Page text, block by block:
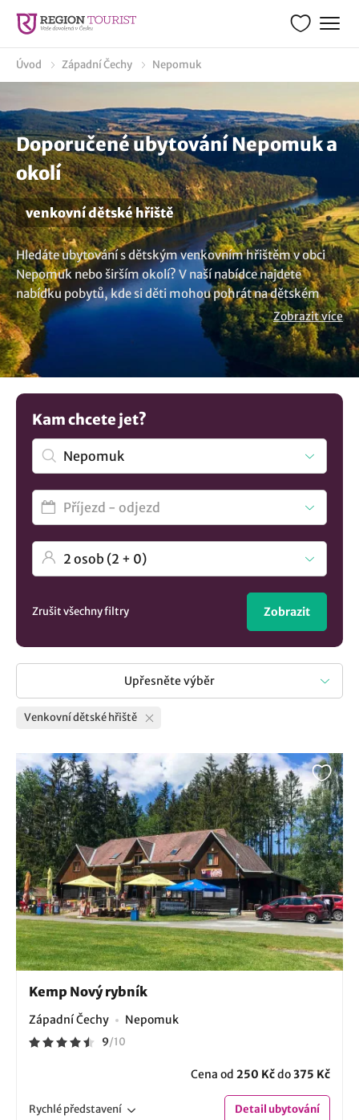
Úvod Západní Čechy Nepomuk
Doporučené ubytování Nepomuk a
okolí
venkovní dětské hřiště
Hledáte ubytování s dětským venkovním hřištěm v obci
Nepomuk nebo širším okolí? V naší nabídce najdete
nabídku pobytů, kde si děti mohou pohrát na dětském
hřišti. Zaručené bezpečné prostředí se spoustou zábavy
pro vaše ratolesti poskytne zahrada s prolézačkami,
písvkoště či houpačkami a rodičům tak kýžená chvíle
klidu. Mrkněte na seznam ubytování v lokalitě Nepomuk s
dětským hřištěm, kde byste mohli strávit dovolenou. Není
to co hledáte? Prohlédněte si všechna
Nepomuk..
Zobrazit více
Kam chcete jet?
Zrušit všechny filtry Zobrazit
Upřesněte výběr
Venkovní dětské hřiště
Kemp Nový rybník
Západní Čechy Nepomuk
9/10
Cena od 250 Kčdo375 Kč
Rychlépředstavení Detailubytování